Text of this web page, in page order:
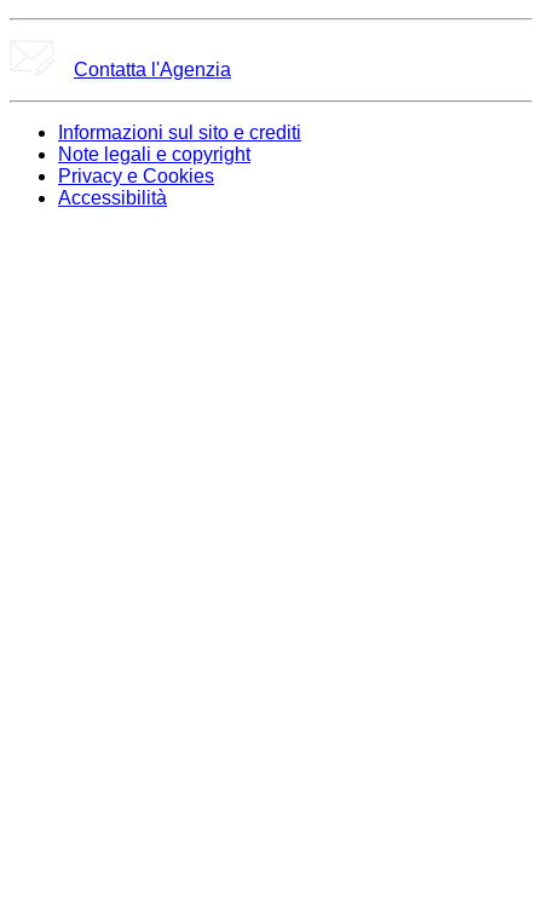
Contatta l'Agenzia
Informazioni sul sito e crediti
Note legali e copyright
Privacy e Cookies
Accessibilità